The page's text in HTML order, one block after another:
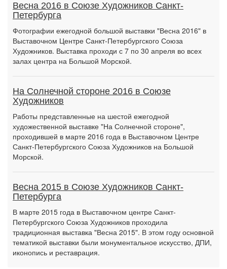
Весна 2016 в Союзе Художников Санкт-
Петербурга
Фотографии ежегодной большой выставки "Весна 2016" в
Выставочном Центре Санкт-Петербургского Союза
Художников. Выставка проходи с 7 по 30 апреля во всех
залах центра на Большой Морской.
На Солнечной стороне 2016 в Союзе
Художников
Работы представленные на шестой ежегодной
художественной выставке "На Солнечной стороне",
проходившей в марте 2016 года в Выставочном Центре
Санкт-Петербургского Союза Художников на Большой
Морской.
Весна 2015 в Союзе Художников Санкт-
Петербурга
В марте 2015 года в Выставочном центре Санкт-
Петербургского Союза Художников проходила
традиционная выставка "Весна 2015". В этом году основной
тематикой выставки были монументальное искусство, ДПИ,
иконопись и реставрация.